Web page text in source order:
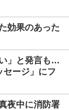
効果のあった
」と発言も…
セージ」にフ
夜中に消防署